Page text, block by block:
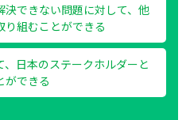
決できない問題に対して、他
り組むことができる
、日本のステークホルダーと
ができる